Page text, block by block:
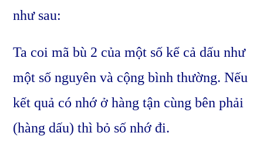
như sau:
Ta coi mã bù 2 của một số kể cả dấu như
một số nguyên và cộng bình thường. Nếu
kết quả có nhớ ở hàng tận cùng bên phải
(hàng dấu) thì bỏ số nhớ đi.